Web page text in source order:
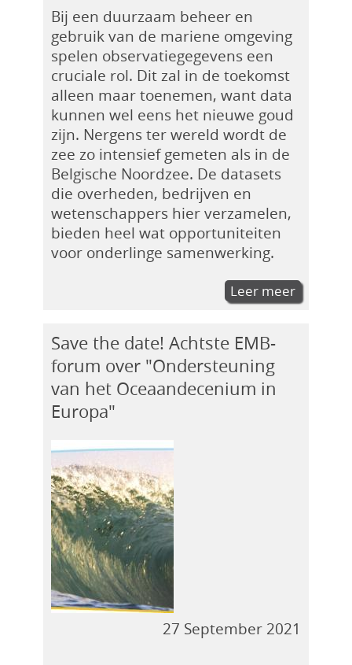
Bij een duurzaam beheer en
gebruik van de mariene omgeving
spelen observatiegegevens een
cruciale rol. Dit zal in de toekomst
alleen maar toenemen, want data
kunnen wel eens het nieuwe goud
zijn. Nergens ter wereld wordt de
zee zo intensief gemeten als in de
Belgische Noordzee. De datasets
die overheden, bedrijven en
wetenschappers hier verzamelen,
bieden heel wat opportuniteiten
voor onderlinge samenwerking.
Leer meer
Save the date! Achtste EMB-
forum over "Ondersteuning
van het Oceaandecenium in
Europa"
27 September 2021